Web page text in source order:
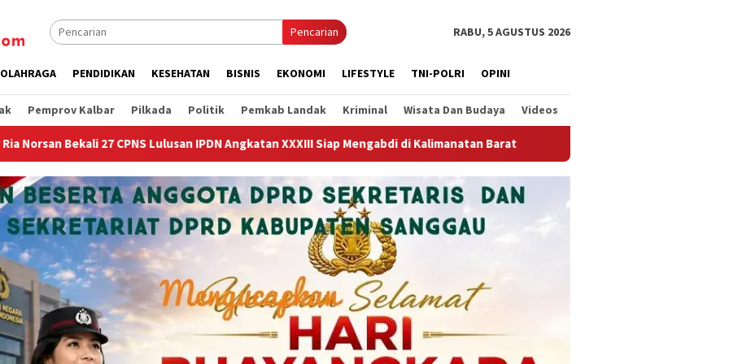
Pencarian RABU, 5 AGUSTUS 2026
OLAHRAGA PENDIDIKAN KESEHATAN BISNIS EKONOMI LIFESTYLE TNI-POLRI OPINI
Pemprov Kalbar Pilkada Politik Pemkab Landak Kriminal Wisata Dan Budaya Videos
Angkatan XXXIII Siap Mengabdi di Kalimanatan Barat PWI Kalbar Prihatin dan Mengecam Dugaan Intimidasi terhadap